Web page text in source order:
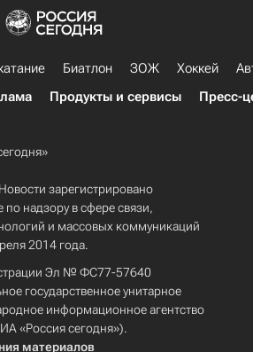
Биатлон ЗОЖ Хоккей
Продукты и сервисы Пресс-
зарегистрировано
надзору в сфере связи,
и массовых коммуникаций
2014 года.
Эл № ФС77-57640
государственное унитарное
информационное агентство
«Россия сегодня»).
материалов